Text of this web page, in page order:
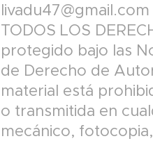
livadu47@gmail.com
TODOS LOS
protegido bajo las
de Derecho de
material está
o transmitida en
mecánico,